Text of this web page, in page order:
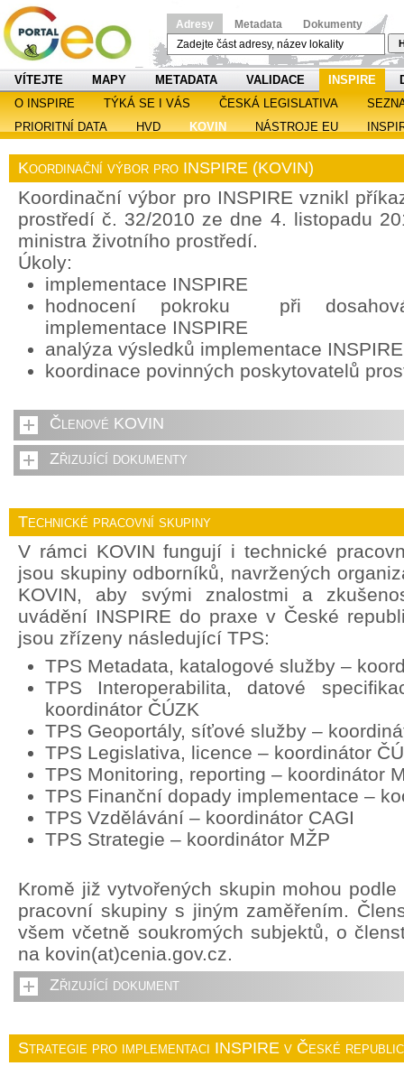
Adresy Metadata Dokumenty
VÍTEJTE MAPY METADATA VALIDACE INSPIRE
O INSPIRE
TÝKÁ SE I VÁS ČESKÁ LEGISLATIVA
PRIORITNÍ DATA
HVD KOVIN NÁSTROJE EU
Koordinační výbor pro INSPIRE (KOVIN)
Koordinační výbor pro INSPIRE vznikl
prostředí č. 32/2010 ze dne 4. listopadu
ministra životního prostředí.
Úkoly:
implementace INSPIRE
hodnocení pokroku při
implementace INSPIRE
analýza výsledků implementace INSPIRE
koordinace povinných poskytovatelů
Členové KOVIN
Zřizující dokumenty
Technické pracovní skupiny
V rámci KOVIN fungují i technické
jsou skupiny odborníků, navržených
KOVIN, aby svými znalostmi a
uvádění INSPIRE do praxe v České
jsou zřízeny následující TPS:
TPS Metadata, katalogové služby –
TPS Interoperabilita, datové
koordinátor ČÚZK
TPS Geoportály, síťové služby –
TPS Legislativa, licence – koordinátor
TPS Monitoring, reporting – koordinátor
TPS Finanční dopady implementace –
TPS Vzdělávání – koordinátor CAGI
TPS Strategie – koordinátor MŽP
Kromě již vytvořených skupin mohou
pracovní skupiny s jiným zaměřením.
všem včetně soukromých subjektů, o
na kovin(at)cenia.gov.cz.
Zřizující dokument
Strategie pro implementaci INSPIRE v České